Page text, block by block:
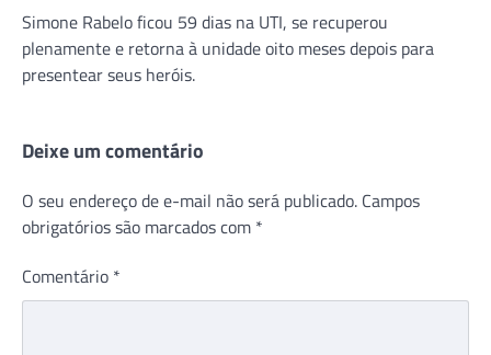
Simone Rabelo ficou 59 dias na UTI, se recuperou
plenamente e retorna à unidade oito meses depois para
presentear seus heróis.
Deixe um comentário
O seu endereço de e-mail não será publicado. Campos
obrigatórios são marcados com *
Comentário *